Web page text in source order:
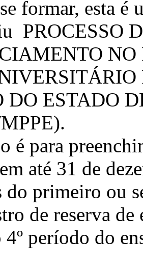
formar, esta
PROCESSO
DO ESTADO
é para
até 31 de
do primeiro ou
de reserva
período do